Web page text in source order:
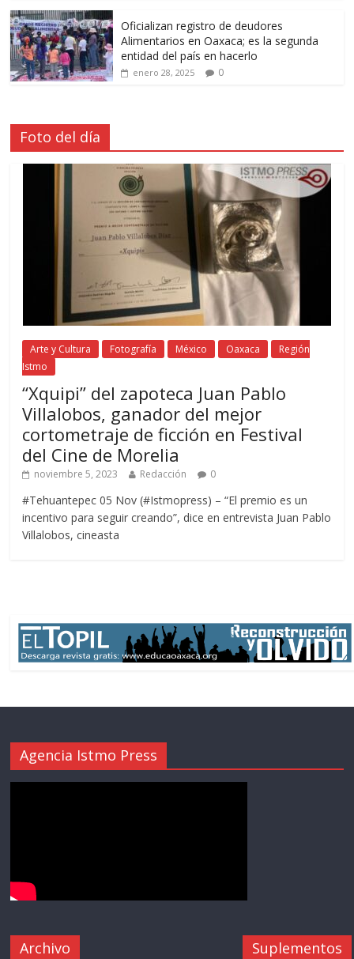
Oficializan registro de deudores
Alimentarios en Oaxaca; es la segunda
entidad del país en hacerlo
enero 28, 2025 0
Foto del día
Arte y Cultura Fotografía México Oaxaca
Región
Istmo
“Xquipi” del zapoteca Juan Pablo
Villalobos, ganador del mejor
cortometraje de ficción en Festival
del Cine de Morelia
noviembre 5, 2023 Redacción 0
#Tehuantepec 05 Nov (#Istmopress) – “El premio es un
incentivo para seguir creando”, dice en entrevista Juan Pablo
Villalobos, cineasta
Agencia Istmo Press
Archivo Suplementos